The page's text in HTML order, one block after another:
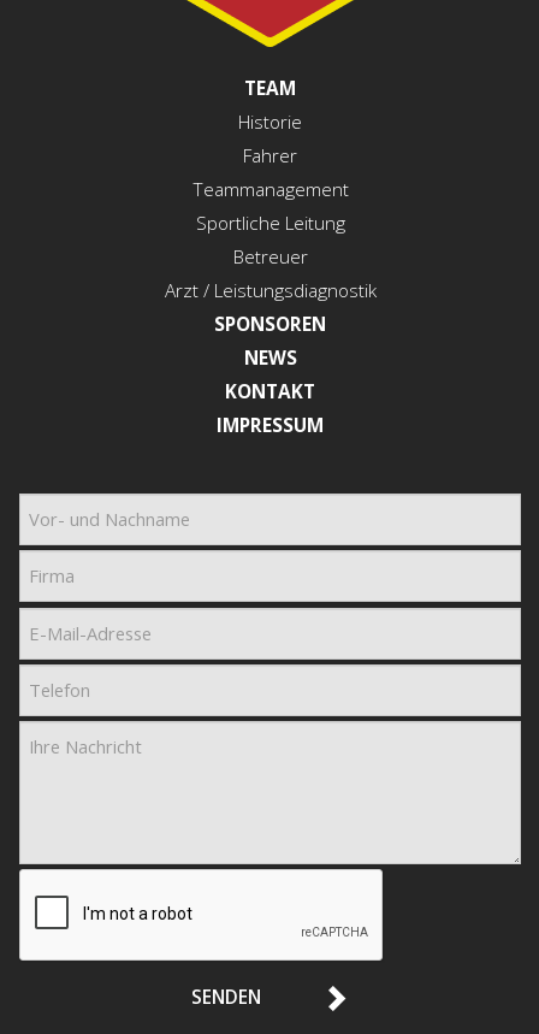
TEAM
Historie
Fahrer
Teammanagement
Sportliche Leitung
Betreuer
Arzt / Leistungsdiagnostik
SPONSOREN
NEWS
KONTAKT
IMPRESSUM
SENDEN